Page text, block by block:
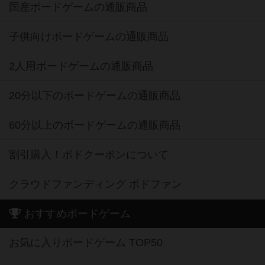
国産ボードゲームの通販商品
子供向けボードゲームの通販商品
2人用ボードゲームの通販商品
20分以下のボードゲームの通販商品
60分以上のボードゲームの通販商品
割引購入！ボドクーポンについて
クラウドファンディング ボドファン
おすすめボードゲーム
お気に入りボードゲーム TOP50